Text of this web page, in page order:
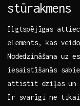
stūrakmens
Ilgtspējīgas
elements, kas
Nodedzināšana ‍uz
iesaistīšanās
attīstīt dziļas un
Ir svarīgi ne tikai